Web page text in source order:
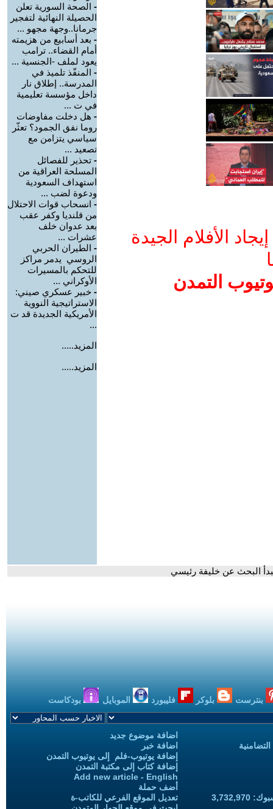
الأفلام الجيدة
التمدن
- الصحة السورية تعلن
الحصيلة النهائية لتفجير
جرمانا..وجهة مجهو ...
- بعد أسابيع من هزيمته
أمام القضاء.. ترامب
يعود لملف -الجنسية ...
- المنفّذ تلميذ في
المدرسة.. إطلاق نار
داخل مؤسسة تعليمية
في ت ...
- هل دخلت مفاوضات
روما نفق الجمود؟ تعثّر
سياسي يتزامن مع
تصعيد ...
- تحذير للفصائل
المسلحة العراقية من
استهداف السعودية
ودعوة لضب ...
- انسحاب قوات الاحتلال
من قلنديا وكفر عقب
بعد عدوان خلف
عشرات ...
- الطيران الحربي
الروسي يدمر مراكز
للتحكم بالمسيرات
الأوكراني ...
- خبير عسكري صيني:
الاستراتيجية النووية
الأمريكية الجديدة قد ت
...
المزيد.....
المزيد.....
البحث عن خليفة رئيسي
بنترست بلوكر فليبورد الموبايل بودكاست
اضافة موضوع جديد
اضافة خبر
إضافة يوتيوب-فلم إلى يوتيوب التمدن
إضافة كتاب إلى مكتبة التمدن
Add new article - English
أضف حملة
تعديل الموقع الفرعي للكاتب-ة